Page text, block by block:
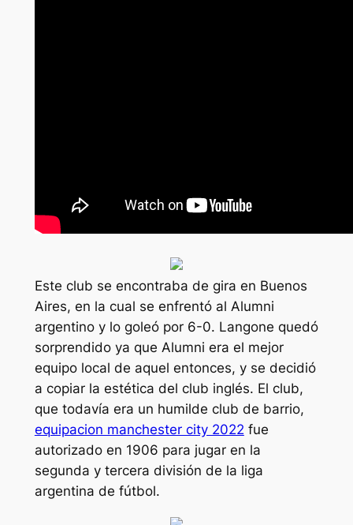
Este club se encontraba de gira en Buenos
Aires, en la cual se enfrentó al Alumni
argentino y lo goleó por 6-0. Langone quedó
sorprendido ya que Alumni era el mejor
equipo local de aquel entonces, y se decidió
a copiar la estética del club inglés. El club,
que todavía era un humilde club de barrio,
equipacion manchester city 2022 fue
autorizado en 1906 para jugar en la
segunda y tercera división de la liga
argentina de fútbol.